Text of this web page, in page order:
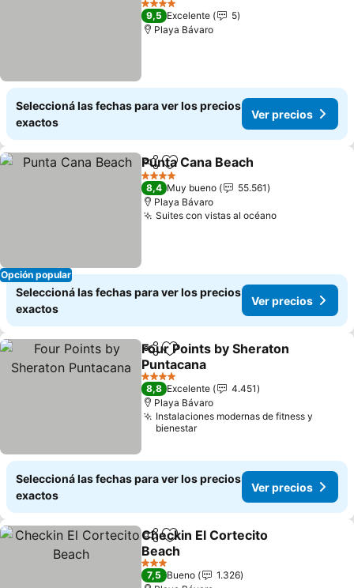
4 Estrellas
9,5 Excelente
5
Playa Bávaro
Seleccioná las fechas para ver los precios
exactos
Ver precios
Opción popular
CompartirAñadir a favoritos
Punta Cana Beach
4 Estrellas
8,4 Muy bueno
55.561
Playa Bávaro
Suites con vistas al océano
Seleccioná las fechas para ver los precios
exactos
Ver precios
CompartirAñadir a favoritos
Four Points by Sheraton
Puntacana
4 Estrellas
8,8 Excelente
4.451
Playa Bávaro
Instalaciones modernas de fitness y
bienestar
Seleccioná las fechas para ver los precios
exactos
Ver precios
CompartirAñadir a favoritos
Checkin El Cortecito
Beach
3 Estrellas
7,5 Bueno
1.326